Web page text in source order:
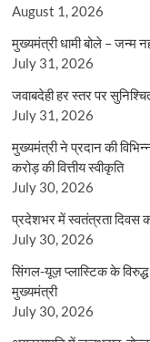
August 1, 2026
मुख्यमंत्री धामी बोले – जन्म
July 31, 2026
जवाबदेही हर स्तर पर
July 31, 2026
मुख्यमंत्री ने प्रदान की
करोड़ की वित्तीय स्वीकृति
July 30, 2026
प्रदेशभर में स्वतंत्रता दिवस
July 30, 2026
सिंगल-यूज़ प्लास्टिक के विरुद्ध
मुख्यमंत्री
July 30, 2026